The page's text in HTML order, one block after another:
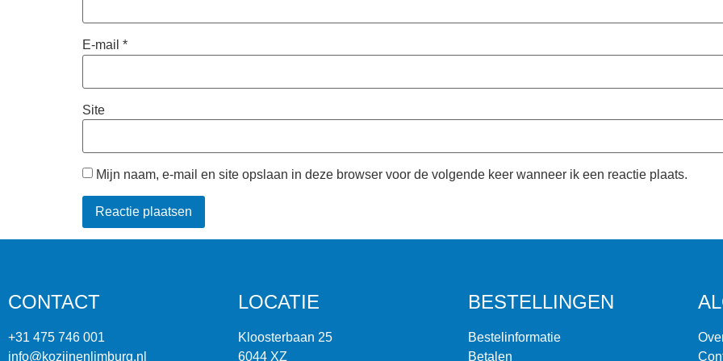
E-mail *
Site
Mijn naam, e-mail en site opslaan in deze browser voor de volgende keer wanneer ik een reactie plaats.
CONTACT
+31 475 746 001
info@kozijnenlimburg.nl
LOCATIE
Kloosterbaan 25
6044 XZ
BESTELLINGEN
Bestelinformatie
Betalen